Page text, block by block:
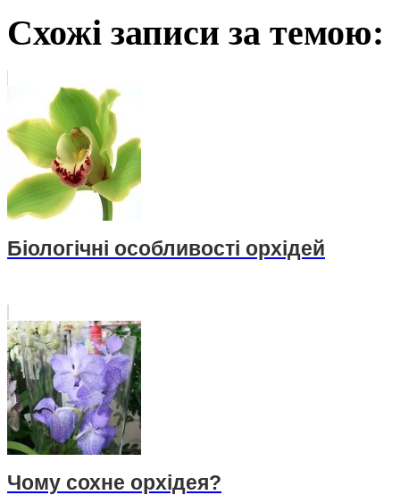
Схожі записи за темою:
Біологічні особливості орхідей
Чому сохне орхідея?